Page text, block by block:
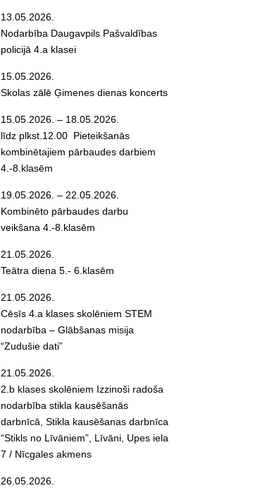
13.05.2026.
Nodarbība Daugavpils Pašvaldības
policijā 4.a klasei
15.05.2026.
Skolas zālē Ģimenes dienas koncerts
15.05.2026. – 18.05.2026.
līdz plkst.12.00 Pieteikšanās
kombinētajiem pārbaudes darbiem
4.-8.klasēm
19.05.2026. – 22.05.2026.
Kombinēto pārbaudes darbu
veikšana 4.-8.klasēm
21.05.2026.
Teātra diena 5.- 6.klasēm
21.05.2026.
Cēsīs 4.a klases skolēniem STEM
nodarbība – Glābšanas misija
“Zudušie dati”
21.05.2026.
2.b klases skolēniem Izzinoši radoša
nodarbība stikla kausēšanās
darbnīcā, Stikla kausēšanas darbnīca
“Stikls no Līvāniem”, Līvāni, Upes iela
7 / Nīcgales akmens
26.05.2026.